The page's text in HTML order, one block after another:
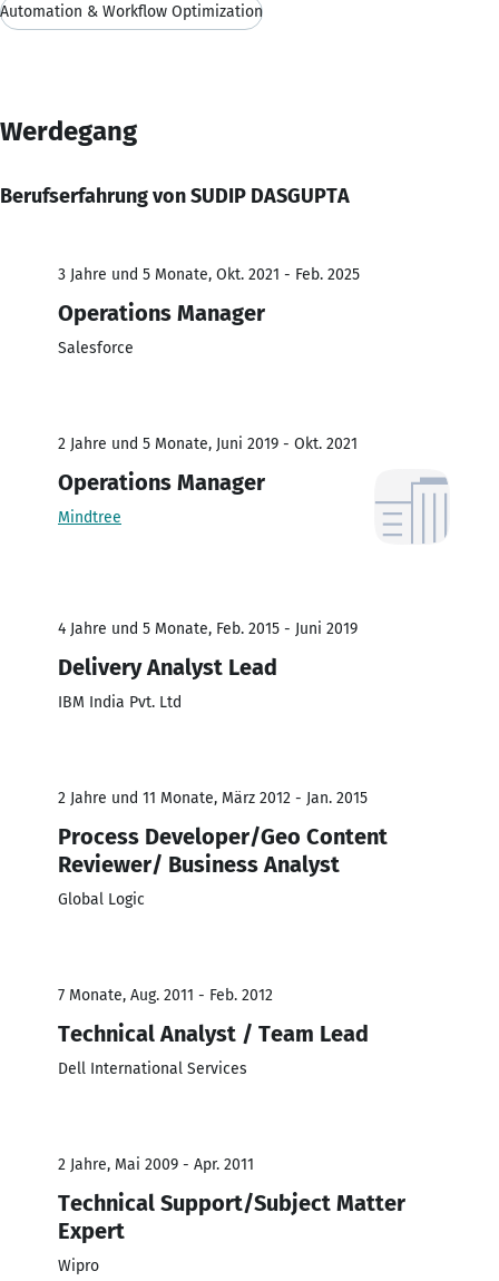
Automation & Workflow Optimization
Werdegang
Berufserfahrung von SUDIP DASGUPTA
3 Jahre und 5 Monate, Okt. 2021 - Feb. 2025
Operations Manager
Salesforce
2 Jahre und 5 Monate, Juni 2019 - Okt. 2021
Operations Manager
Mindtree
4 Jahre und 5 Monate, Feb. 2015 - Juni 2019
Delivery Analyst Lead
IBM India Pvt. Ltd
2 Jahre und 11 Monate, März 2012 - Jan. 2015
Process Developer/Geo Content
Reviewer/ Business Analyst
Global Logic
7 Monate, Aug. 2011 - Feb. 2012
Technical Analyst / Team Lead
Dell International Services
2 Jahre, Mai 2009 - Apr. 2011
Technical Support/Subject Matter
Expert
Wipro